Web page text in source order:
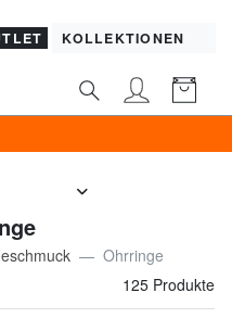
KOLLEKTIONEN
Ohrringe
125 Produkte